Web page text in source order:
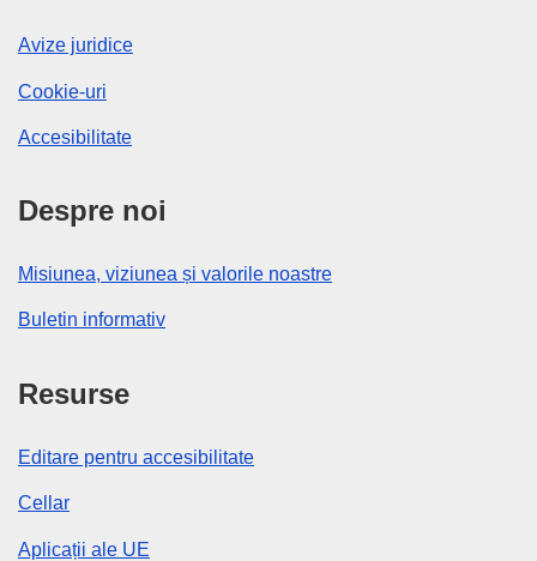
Avize juridice
Cookie-uri
Accesibilitate
Despre noi
Misiunea, viziunea și valorile noastre
Buletin informativ
Resurse
Editare pentru accesibilitate
Cellar
Aplicații ale UE